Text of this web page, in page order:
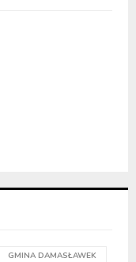
GMINA DAMASŁAWEK